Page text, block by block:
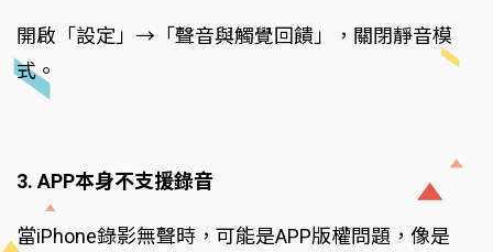
開啟「設定」→「聲音與觸覺回饋」，關閉靜音模
式。
3. APP本身不支援錄音
當iPhone錄影無聲時，可能是APP版權問題，像是